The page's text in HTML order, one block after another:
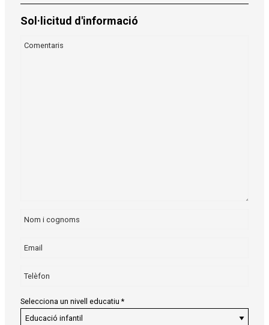
Sol·licitud d'informació
Selecciona un nivell educatiu*